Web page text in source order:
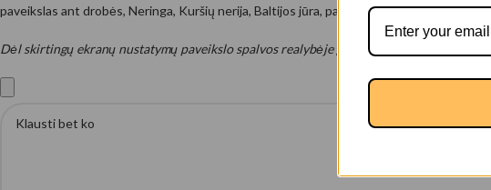
paveikslas ant drobės, Neringa, Kuršių nerija, Baltijos jūra, pajūrio peizažas, takelis į
Dėl skirtingų ekranų nustatymų paveikslo spalvos realybėje gali nežymiai skirtis nuo